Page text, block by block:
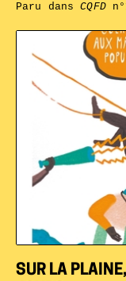
SUR LA
Paru dansCQFD